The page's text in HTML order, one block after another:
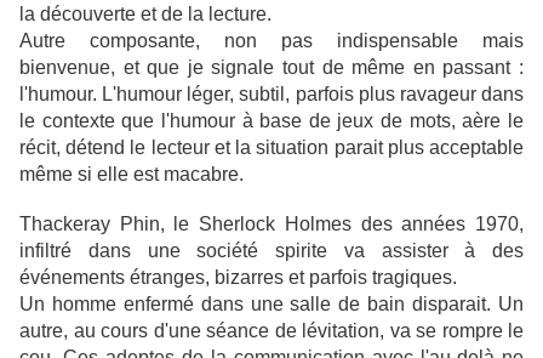
la découverte et de la lecture.
Autre composante, non pas indispensable mais
bienvenue, et que je signale tout de même en passant :
l'humour. L'humour léger, subtil, parfois plus ravageur dans
le contexte que l'humour à base de jeux de mots, aère le
récit, détend le lecteur et la situation parait plus acceptable
même si elle est macabre.
Thackeray Phin, le Sherlock Holmes des années 1970,
infiltré dans une société spirite va assister à des
événements étranges, bizarres et parfois tragiques.
Un homme enfermé dans une salle de bain disparait. Un
autre, au cours d'une séance de lévitation, va se rompre le